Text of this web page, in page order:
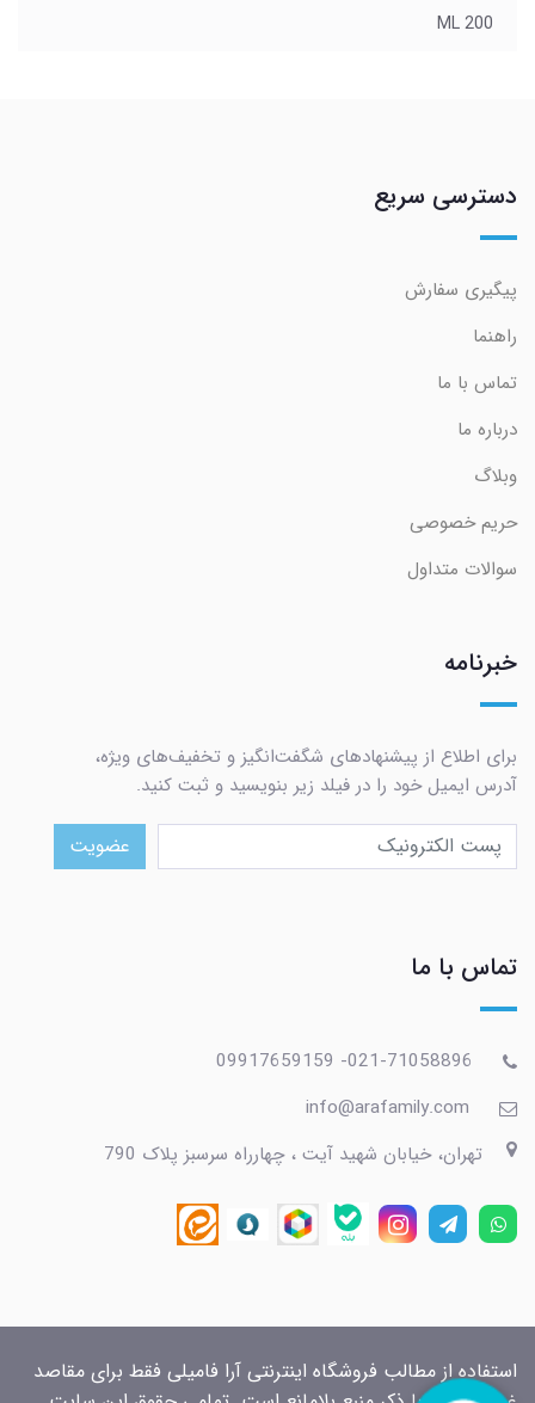
200 ML
دسترسی سریع
پیگیری سفارش
راهنما
تماس با ما
درباره ما
وبلاگ
حریم خصوصی
سوالات متداول
خبرنامه
برای اطلاع از پیشنهادهای شگفت‌انگیز و تخفیف‌های ویژه،
آدرس ایمیل خود را در فیلد زیر بنویسید و ثبت کنید.
عضویت
تماس با ما
تهران، خیابان شهید آیت ، چهارراه سرسبز پلاک 790
استفاده از مطالب فروشگاه اینترنتی آرا فامیلی فقط برای مقاصد